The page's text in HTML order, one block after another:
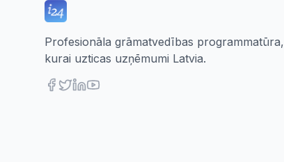
Profesionāla grāmatvedības programmatūra,
kurai uzticas uzņēmumi Latvia.